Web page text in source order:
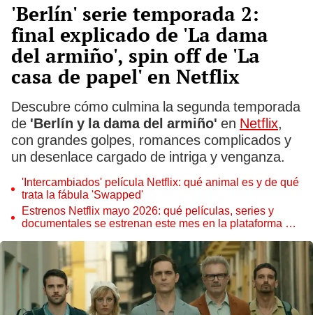
'Berlín' serie temporada 2:
final explicado de 'La dama
del armiño', spin off de 'La
casa de papel' en Netflix
Descubre cómo culmina la segunda temporada
de 'Berlín y la dama del armiño' en Netflix,
con grandes golpes, romances complicados y
un desenlace cargado de intriga y venganza.
'Intercambiados' película Netflix: qué animal es y de qué
trata la fábula 'Swapped'
Estrenos Netflix mayo 2026: qué películas, series y
documentales se estrenan este mes en la plataforma de